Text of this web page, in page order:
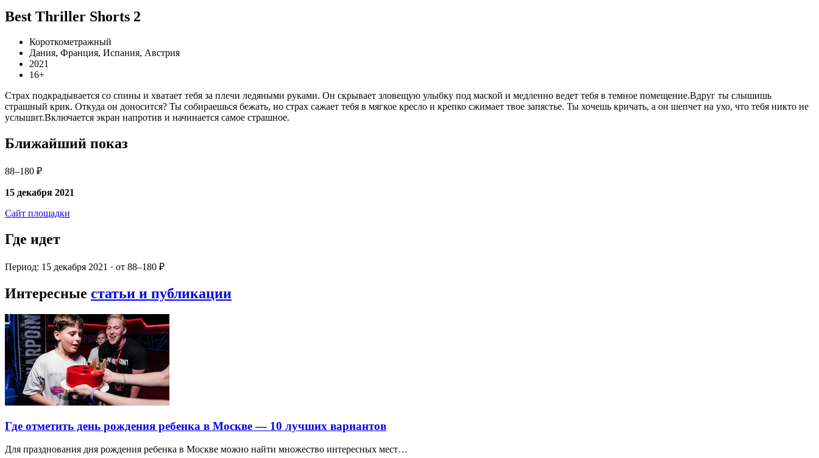
Best Thriller Shorts 2
Короткометражный
Дания, Франция, Испания, Австрия
2021
16+
Страх подкрадывается со спины и хватает тебя за плечи ледяными руками. Он скрывает зловещую улыбку под маской и медленно ведет тебя в темное помещение.Вдруг ты слышишь
страшный крик. Откуда он доносится? Ты собираешься бежать, но страх сажает тебя в мягкое кресло и крепко сжимает твое запястье. Ты хочешь кричать, а он шепчет на ухо, что тебя никто не
услышит.Включается экран напротив и начинается самое страшное.
Ближайший показ
88–180 ₽
15 декабря 2021
Сайт площадки
Где идет
Период: 15 декабря 2021 · от 88–180 ₽
Интересные статьи и публикации
Где отметить день рождения ребенка в Москве — 10 лучших вариантов
Для празднования дня рождения ребенка в Москве можно найти множество интересных мест…